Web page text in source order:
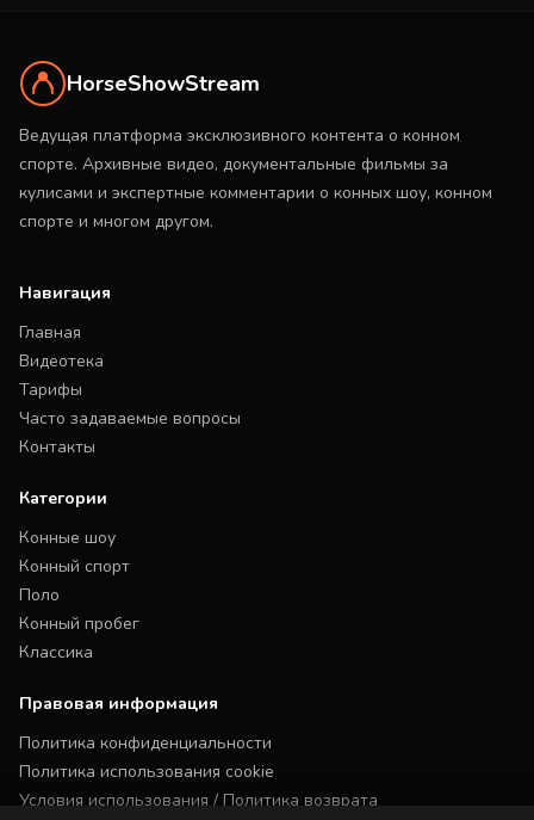
HorseShowStream
Ведущая платформа эксклюзивного контента о конном
спорте. Архивные видео, документальные фильмы за
кулисами и экспертные комментарии о конных шоу, конном
спорте и многом другом.
Навигация
Главная
Видеотека
Тарифы
Часто задаваемые вопросы
Контакты
Категории
Конные шоу
Конный спорт
Поло
Конный пробег
Классика
Правовая информация
Политика конфиденциальности
Политика использования cookie
Условия использования / Политика возврата